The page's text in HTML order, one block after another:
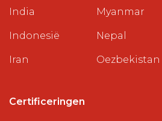
India
Indonesië
Iran
Myanmar
Nepal
Oezbekistan
Certificeringen